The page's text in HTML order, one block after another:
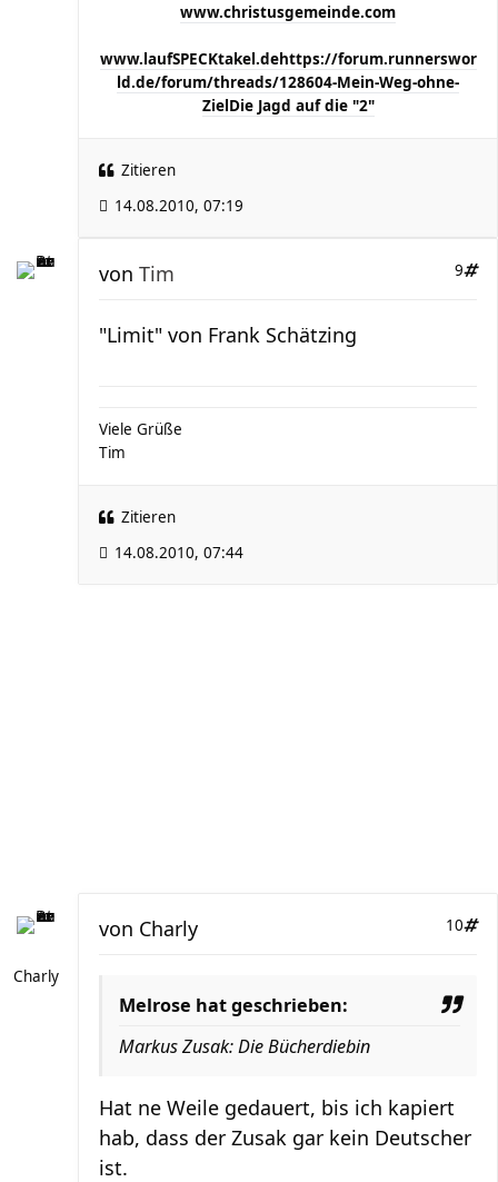
www.christusgemeinde.com
www.laufSPECKtakel.dehttps://forum.runnerswor
ld.de/forum/threads/128604-Mein-Weg-ohne-
ZielDie Jagd auf die "2"
Zitieren
14.08.2010, 07:19
9
von Tim
"Limit" von Frank Schätzing
Viele Grüße
Tim
Zitieren
14.08.2010, 07:44
Charly
10
von Charly
Melrose hat geschrieben:
Markus Zusak: Die Bücherdiebin
Hat ne Weile gedauert, bis ich kapiert
hab, dass der Zusak gar kein Deutscher
ist.